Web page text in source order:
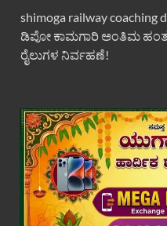
shimoga railway coaching
ಡಿಪೋ ಕಾಮಗಾರಿ ಅಂತಿಮ
ರೈಲುಗಳ ನಿರ್ವಹಣೆ!